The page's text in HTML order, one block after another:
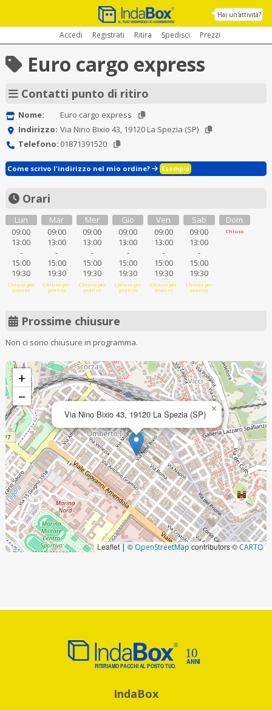
Hai un'attività?
Accedi Registrati Ritira Spedisci Prezzi
Euro cargo express
Contatti punto di ritiro
Nome:
Euro cargo express
Indirizzo: Via Nino Bixio 43, 19120 La Spezia (SP)
Telefono: 01871391520
Come scrivo l'indirizzo nel mio ordine? Esempio
Orari
Lun
09:00
13:00
-
15:00
19:30
Chiuso per
pranzo
Mar
09:00
13:00
-
15:00
19:30
Chiuso per
pranzo
Mer
09:00
13:00
-
15:00
19:30
Chiuso per
pranzo
Gio
09:00
13:00
-
15:00
19:30
Chiuso per
pranzo
Ven
09:00
13:00
-
15:00
19:30
Chiuso per
pranzo
Sab
09:00
13:00
-
15:00
19:30
Chiuso per
pranzo
Dom
Chiuso
Prossime chiusure
Non ci sono chiusure in programma.
Via Nino Bixio 43, 19120 La Spezia (SP) ×
+
−
Leaflet | ©OpenStreetMapcontributors ©CARTO
IndaBox